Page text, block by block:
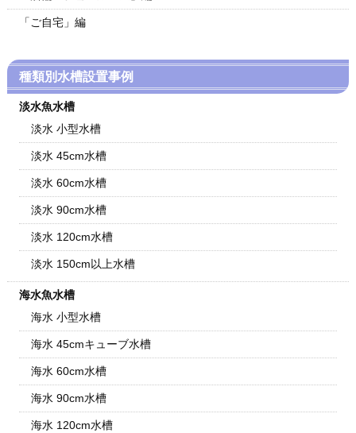
「ご自宅」編
種類別水槽設置事例
淡水魚水槽
淡水 小型水槽
淡水 45cm水槽
淡水 60cm水槽
淡水 90cm水槽
淡水 120cm水槽
淡水 150cm以上水槽
海水魚水槽
海水 小型水槽
海水 45cmキューブ水槽
海水 60cm水槽
海水 90cm水槽
海水 120cm水槽